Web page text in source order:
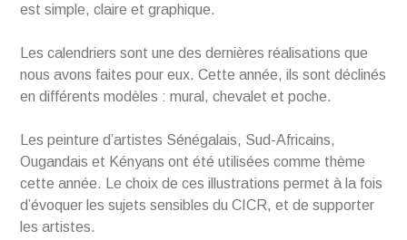
est simple, claire et graphique.
Les calendriers sont une des dernières réalisations que
nous avons faites pour eux. Cette année, ils sont déclinés
en différents modèles : mural, chevalet et poche.
Les peinture d’artistes Sénégalais, Sud-Africains,
Ougandais et Kényans ont été utilisées comme thème
cette année. Le choix de ces illustrations permet à la fois
d’évoquer les sujets sensibles du CICR, et de supporter
les artistes.